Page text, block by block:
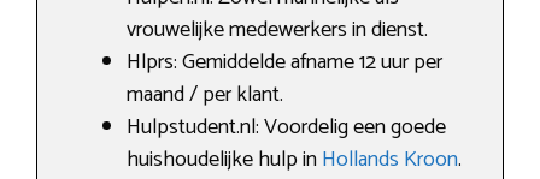
vrouwelijke medewerkers in dienst.
Hlprs: Gemiddelde afname 12 uur per
maand / per klant.
Hulpstudent.nl: Voordelig een goede
huishoudelijke hulp inHollands Kroon.